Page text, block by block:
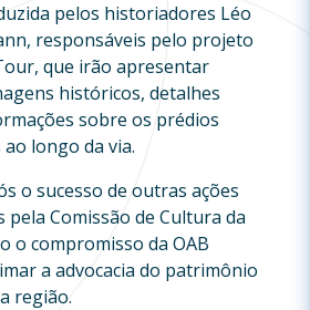
pelos historiadores Léo
responsáveis pelo projeto
que irão apresentar
históricos, detalhes
sobre os prédios
longo da via.
o sucesso de outras ações
Comissão de Cultura da
o compromisso da OAB
a advocacia do patrimônio
região.